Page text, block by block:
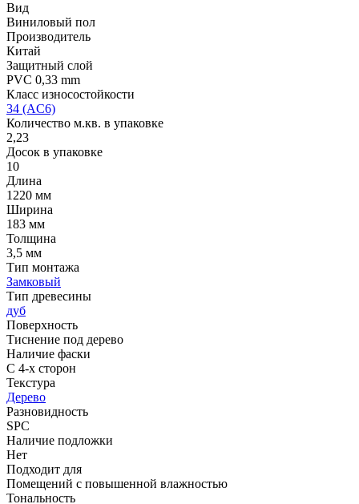
Вид
Виниловый пол
Производитель
Китай
Защитный слой
PVC 0,33 mm
Класс износостойкости
34 (AC6)
Количество м.кв. в упаковке
2,23
Досок в упаковке
10
Длина
1220 мм
Ширина
183 мм
Толщина
3,5 мм
Тип монтажа
Замковый
Тип древесины
дуб
Поверхность
Тиснение под дерево
Наличие фаски
С 4-х сторон
Текстура
Дерево
Разновидность
SPC
Наличие подложки
Нет
Подходит для
Помещений с повышенной влажностью
Тональность